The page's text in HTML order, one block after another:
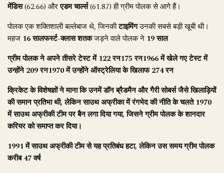
मेंडिस(62.66) औरएडम चार्ल्स(61.87) ही ग्रीम पोलक से आगे हैं।
पोलक एक शक्तिशाली बल्लेबाज थे, जिनकीटाइमिंगउनकी सबसे बड़ी खूबी थी।
महज 16 सालफर्स्ट-क्लास शतकजड़ने वाले पोलक ने 19 साल
ग्रीम पोलक ने अपने तीसरे टेस्ट में122 रन175 रन1966में खेले गए टेस्ट में
उन्होंने209 रन1970में उन्होंने ऑस्ट्रेलिया के खिलाफ274 रन
क्रिकेट के विशेषज्ञों ने माना कि उनमेंडॉन ब्रैडमैनऔरगैरी सोबर्सजैसे खिलाड़ियों
की समान प्रतिभा थी, लेकिन साउथ अफ्रीका मेंरंगभेद की नीतिके चलते1970
में साउथ अफ्रीकी टीम पर बैन लगा दिया गया, जिसने ग्रीम पोलक के शानदार
करियर को समाप्त कर दिया।
1991में साउथ अफ्रीकी टीम से यह प्रतिबंध हटा, लेकिन उस समय ग्रीम पोलक
करीब47 वर्ष